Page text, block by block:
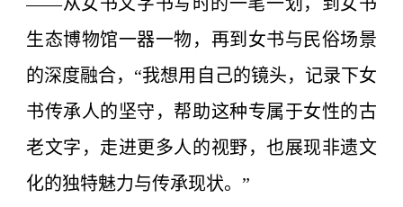
——从女书文字书写时的一笔一划，到女书
生态博物馆一器一物，再到女书与民俗场景
的深度融合，“我想用自己的镜头，记录下女
书传承人的坚守，帮助这种专属于女性的古
老文字，走进更多人的视野，也展现非遗文
化的独特魅力与传承现状。”